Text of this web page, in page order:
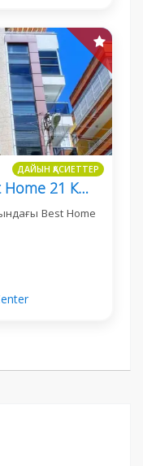
ДАЙЫН ҚАСИЕТТЕР
Гүллер Пынарыдағы Best Home 21 Кешенінде 1+1 Пәтер
Best Home